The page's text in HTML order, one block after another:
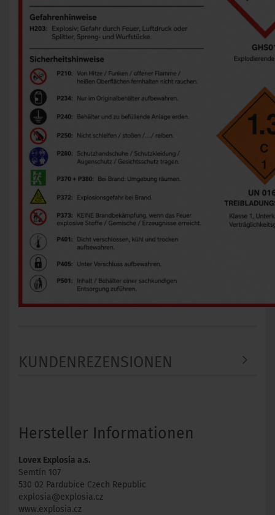
KUNDENREZENSIONEN
Hersteller Informationen
Lovex Explosia a.s.
Semtín 107
530 02 Pardubice Czech Republic
explosia@explosia.cz
www.explosia.cz